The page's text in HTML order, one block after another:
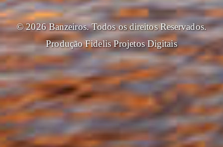
© 2026 Banzeiros. Todos os direitos Reservados.
ProduçãoFidelis Projetos Digitais